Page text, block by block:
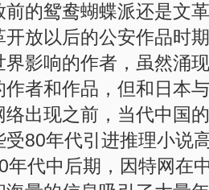
前的鸳鸯蝴蝶派还是文
开放以后的公安作品时
界影响的作者，虽然涌
作者和作品，但和日本
络出现之前，当代中国
受80年代引进推理小说
年代中后期，因特网在